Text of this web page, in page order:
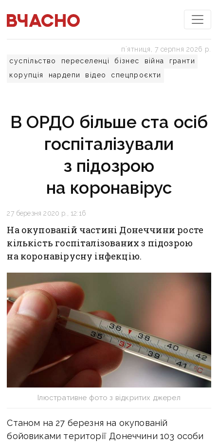
суспільство переселенці бізнес війна
гранти
корупція
нардепи відео спецпроєкти
пʼятниця, 7 серпня 2026 р.
В ОРДО більше ста осіб
госпіталізували
з підозрою
на коронавірус
27 березня 2020 р., 12:16
На окупованій частині Донеччини росте
кількість госпіталізованих з підозрою
на коронавірусну інфекцію.
Ілюстративне фото з відкритих джерел
Станом на 27 березня на окупованій
бойовиками території Донеччини 103 особи